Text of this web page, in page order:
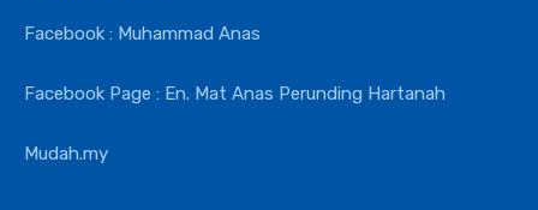
Facebook : Muhammad Anas
Facebook Page : En. Mat Anas Perunding Hartanah
Mudah.my